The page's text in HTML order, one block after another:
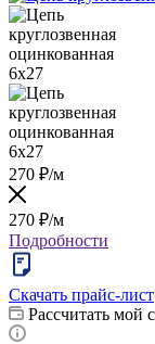
270 ₽/м
270 ₽/м
Подробности
Скачать прайс-лист
Рассчитать мой